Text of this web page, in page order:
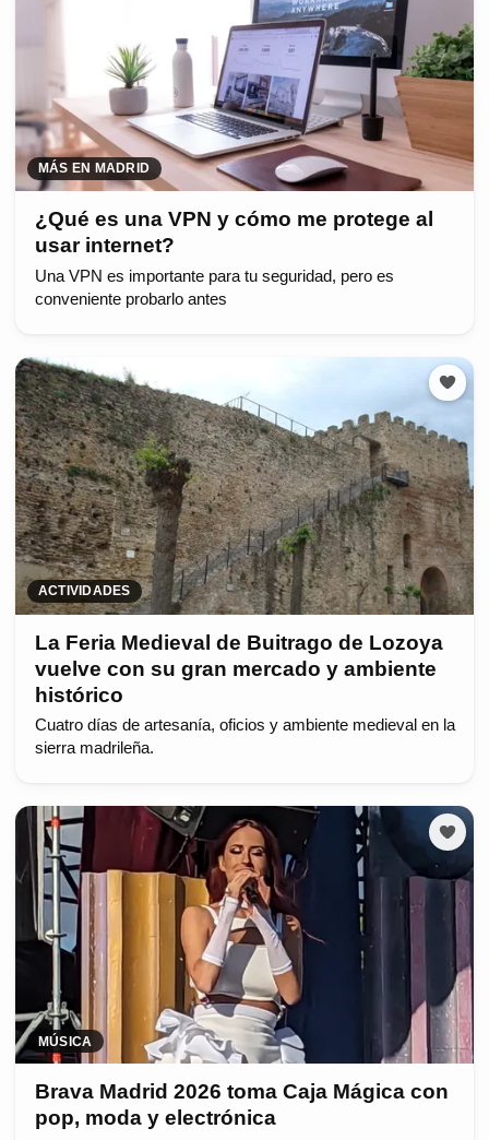
MÁS EN MADRID
¿Qué es una VPN y cómo me protege al
usar internet?
Una VPN es importante para tu seguridad, pero es
conveniente probarlo antes
ACTIVIDADES
La Feria Medieval de Buitrago de Lozoya
vuelve con su gran mercado y ambiente
histórico
Cuatro días de artesanía, oficios y ambiente medieval en la
sierra madrileña.
MÚSICA
Brava Madrid 2026 toma Caja Mágica con
pop, moda y electrónica